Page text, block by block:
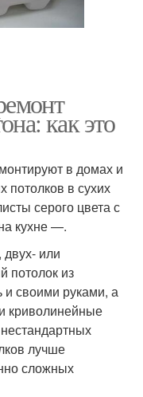
как это
в домах и
потолков в сухих
серого цвета с
кухне —.
или
потолок из
и своими руками, а
криволинейные
лучше
сложных